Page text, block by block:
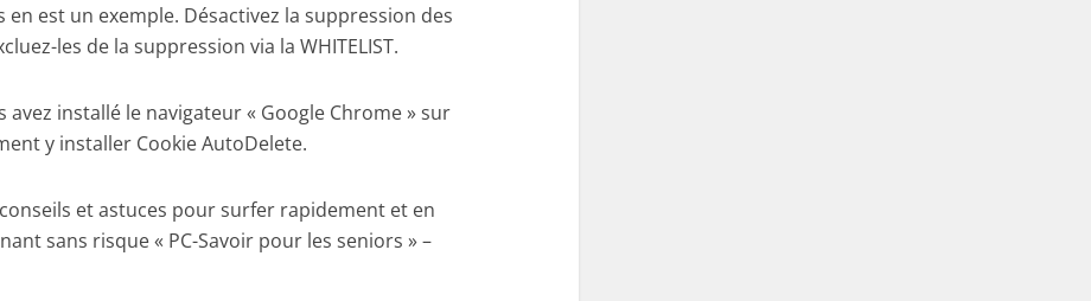
est un exemple. Désactivez la suppression des
les de la suppression via la WHITELIST.
installé le navigateur « Google Chrome » sur
y installer Cookie AutoDelete.
et astuces pour surfer rapidement et en
sans risque « PC-Savoir pour les seniors » –